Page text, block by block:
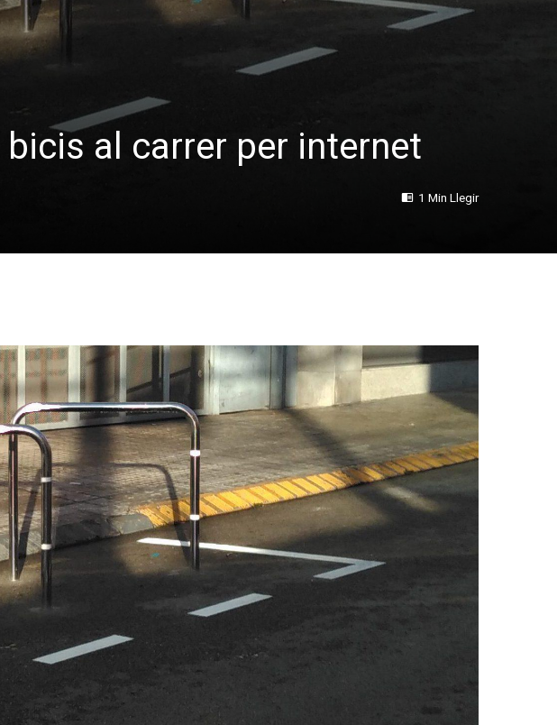
al carrer per internet
1 Min Llegir